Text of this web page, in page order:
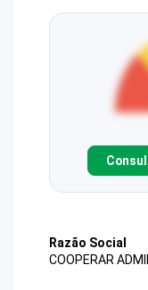
Razão Social
COOPERAR